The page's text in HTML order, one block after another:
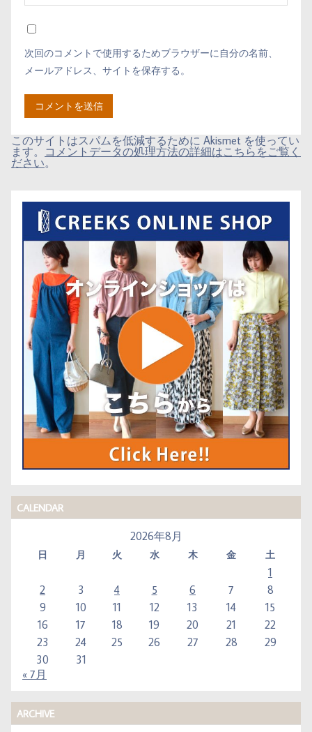
次回のコメントで使用するためブラウザーに自分の名前、
メールアドレス、サイトを保存する。
このサイトはスパムを低減するために Akismet を使ってい
ます。 コメントデータの処理方法の詳細はこちらをご覧く
ださい。
CALENDAR
2026年8月
日 月 火 水 木 金 土
1
2
3 4 5 6 7
8
9
10 11 12 13 14
15
16
17 18 19 20 21
22
23
24 25 26 27 28
29
30
31
« 7月
ARCHIVE